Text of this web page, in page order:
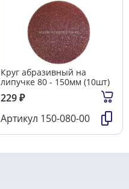
Круг абразивный на
липучке 80 - 150мм (10шт)
229₽
Артикул 150-080-00